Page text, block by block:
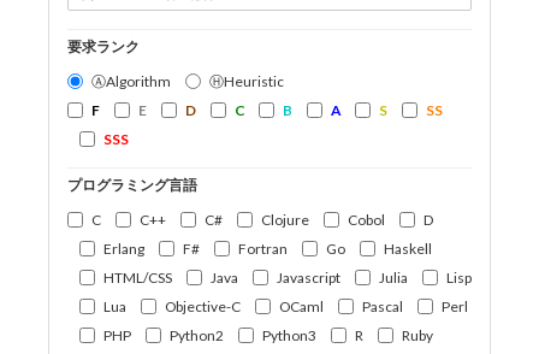
要求ランク
ⒶAlgorithm
ⒽHeuristic
F
E D C B A S
SS
SSS
プログラミング言語
C
C++ C# Clojure Cobol
D
Erlang
F# Fortran Go
Haskell
HTML/CSS
Java Javascript Julia
Lisp
Lua
Objective-C OCaml Pascal
Perl
PHP
Python2 Python3 R
Ruby